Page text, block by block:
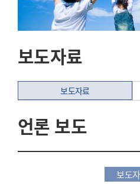
보도자료
보도자료
언론 보도
보도